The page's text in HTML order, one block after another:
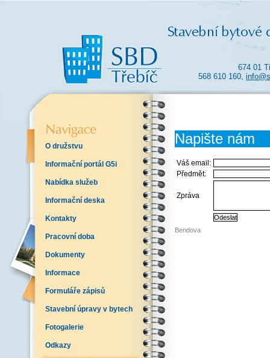
674 01
568 610 160,
O družstvu
Informační portál G5i
Nabídka služeb
Informační deska
Kontakty
Pracovní doba
Dokumenty
Informace
Formuláře zápisů
Stavební úpravy v bytech
Fotogalerie
Odkazy
Napište nám
Váš email:
Předmět:
Zpráva
Bendova